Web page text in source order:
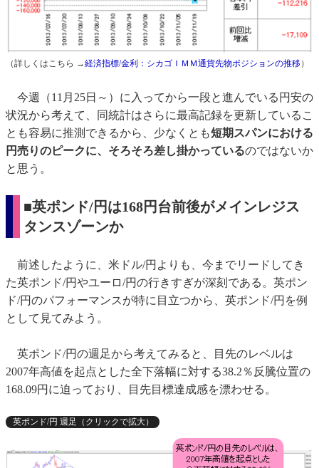
（詳しくはこちら →経済指標/金利：シカゴＩＭＭ通貨先物ポジションの推移）
今週（11月25日～）に入ってから一段と進んでいる円安の
状況から考えて、同統計はさらに最高記録を更新しているこ
とも容易に推測できるから、少なくとも短期スパンにおける
円売りのピークに、そろそろ差し掛かっているのではないか
と思う。
■英ポンド/円は168円台前後がメインレジス
タンスゾーンか
前述したように、米ドル/円よりも、今までリードしてき
た英ポンド/円やユーロ/円の行きすぎが深刻である。英ポン
ド/円のパフォーマンスが特に目立つから、英ポンド/円を例
として見てみよう。
英ポンド/円の週足から考えてみると、目先のレベルは
2007年高値を起点とした全下落幅に対する38.2％反騰位置の
168.09円に迫っており、目先目標達成感を漂わせる。
英ポンド/円 週足（クリックで拡大）